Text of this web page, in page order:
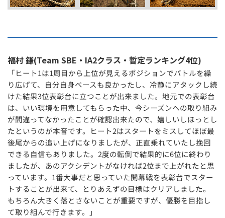
福村 鎌(Team SBE・IA2クラス・暫定ランキング4位)
「ヒート1は1周目から上位が見えるポジションでバトルを繰
り広げて、自分自身ペースも良かったし、冷静にアタックし続
けた結果3位表彰台に立つことが出来ました。地元での表彰台
は、いい環境を用意してもらった中、今シーズンへの取り組み
が間違ってなかったことが確認出来たので、嬉しいしほっとし
たというのが本音です。ヒート2はスタートをミスしてほぼ最
後尾からの追い上げになりましたが、正直乗れていたし挽回
できる自信もありました。2度の転倒で結果的に6位に終わり
ましたが、あのアクシデントがなければ2位まで上がれたと思
っています。1番大事だと思っていた開幕戦を表彰台でスター
トすることが出来て、とりあえずの目標はクリアしました。
もちろん大きく落とさないことが重要ですが、優勝を目指し
て取り組んで行きます。」